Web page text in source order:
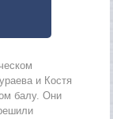
и Костя
балу. Они